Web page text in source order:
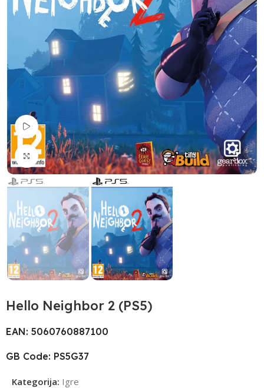
Pogledaj Video
Uvećaj sliku
Hello Neighbor 2 (PS5)
EAN: 5060760887100
GB Code: PS5G37
Kategorija: Igre